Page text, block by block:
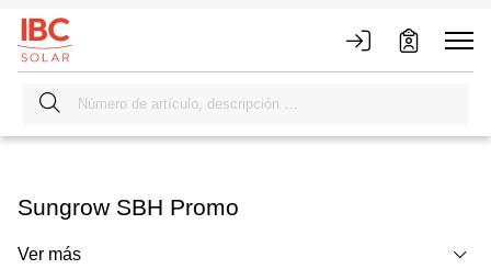
Sungrow SBH Promo
Ver más